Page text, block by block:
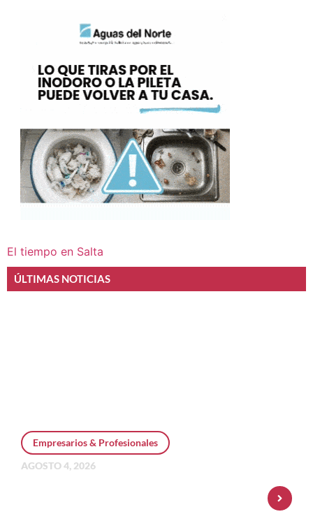
El tiempo en Salta
ÚLTIMAS NOTICIAS
Empresarios & Profesionales
AGOSTO 4, 2026